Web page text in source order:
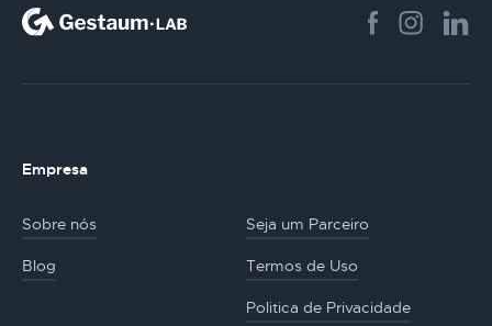
Empresa
Sobre nós Seja um Parceiro
Blog Termos de Uso
Politica de Privacidade